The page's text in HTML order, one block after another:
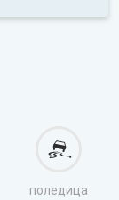
поледица